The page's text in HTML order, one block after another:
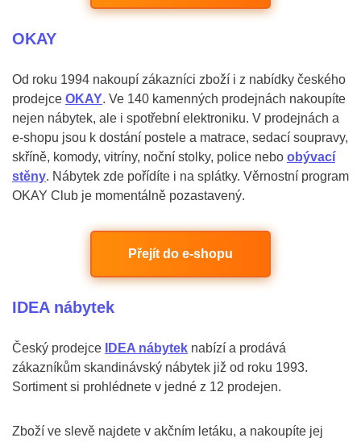
OKAY
Od roku 1994 nakoupí zákazníci zboží i z nabídky českého
prodejce OKAY. Ve 140 kamenných prodejnách nakoupíte
nejen nábytek, ale i spotřební elektroniku. V prodejnách a
e-shopu jsou k dostání postele a matrace, sedací soupravy,
skříně, komody, vitríny, noční stolky, police nebo obývací
stěny. Nábytek zde pořídíte i na splátky. Věrnostní program
OKAY Club je momentálně pozastavený.
Přejít do e-shopu
IDEA nábytek
Český prodejce IDEA nábytek nabízí a prodává
zákazníkům skandinávský nábytek již od roku 1993.
Sortiment si prohlédnete v jedné z 12 prodejen.
Zboží ve slevě najdete v akčním letáku, a nakoupíte jej